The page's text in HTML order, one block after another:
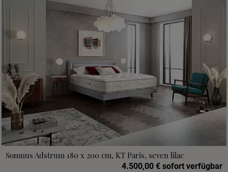
Somnus Adstrum 180 x 200 cm, KT Paris, seven lilac
4.500,00 € sofort verfügbar